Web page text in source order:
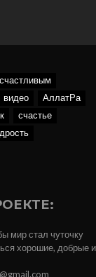
видео
АллатРа
счастье
мир стал чуточку
хорошие, добрые и